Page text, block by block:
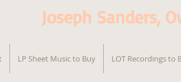
Joseph Sanders,
LP Sheet Music to Buy LOT Recordings to